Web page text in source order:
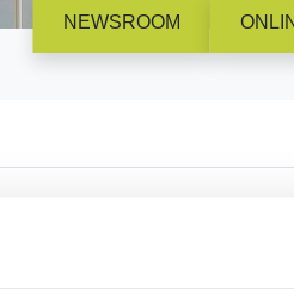
NEWSROOM